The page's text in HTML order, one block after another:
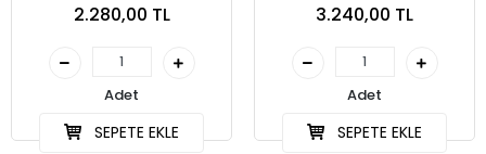
2.280,00 TL
Adet
SEPETE EKLE
3.240,00 TL
Adet
SEPETE EKLE